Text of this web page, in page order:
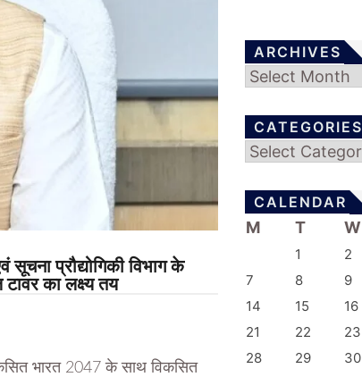
प्रौद्योगिकी विभाग के
का लक्ष्य तय
भारत 2047 के साथ विकसित
ARCHIVES
Archives
CATEGORIES
Categories
CALENDAR
M T W
1 2
7
8 9
14
15 16
21
22 23
28
29 30